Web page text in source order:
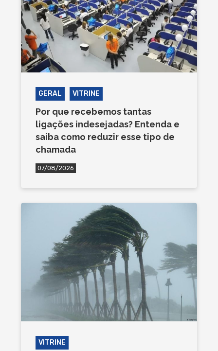
GERAL VITRINE
Por que recebemos tantas
ligações indesejadas? Entenda e
saiba como reduzir esse tipo de
chamada
07/08/2026
VITRINE